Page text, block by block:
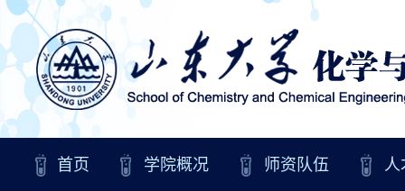
首页 学院概况 师资队伍 人